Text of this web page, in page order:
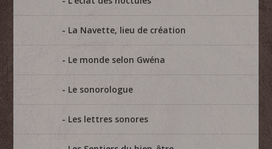
La Navette, lieu de création
Le monde selon Gwéna
Le sonorologue
Les lettres sonores